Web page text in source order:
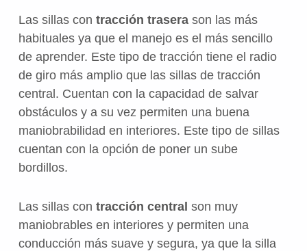
Las sillas con tracción traserason las más
habituales ya que el manejo es el más sencillo
de aprender. Este tipo de tracción tiene el radio
de giro más amplio que las sillas de tracción
central. Cuentan con la capacidad de salvar
obstáculos y a su vez permiten una buena
maniobrabilidad en interiores. Este tipo de sillas
cuentan con la opción de poner un sube
bordillos.
Las sillas con tracción central son muy
maniobrables en interiores y permiten una
conducción más suave y segura, ya que la silla